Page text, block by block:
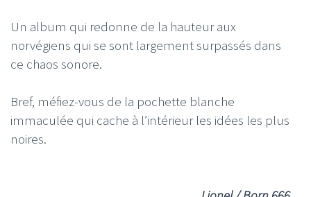
Un album qui redonne de la hauteur aux
norvégiens qui se sont largement surpassés dans
ce chaos sonore.
Bref, méfiez-vous de la pochette blanche
immaculée qui cache à l’intérieur les idées les plus
noires.